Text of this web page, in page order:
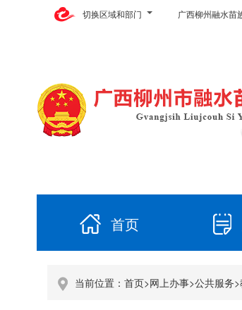
切换区域和部门 广西柳州融水苗
首页
当前位置： 首页>网上办事>公共服务>